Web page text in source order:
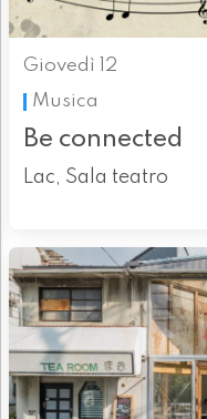
Giovedì 12
Musica
Be connected
Lac, Sala teatro